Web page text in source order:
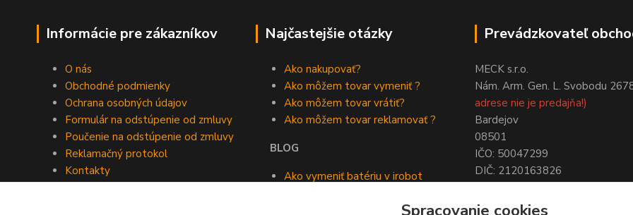
Informácie pre zákazníkov
O nás
Obchodné podmienky
Ochrana osobných údajov
Formulár na odstúpenie od zmluvy
Poučenie na odstúpenie od zmluvy
Reklamačný protokol
Kontakty
Najčastejšie otázky
Ako nakupovať?
Ako môžem tovar vymeniť ?
Ako môžem tovar vrátiť?
Ako môžem tovar reklamovať ?
BLOG
Ako vymeniť batériu v irobot
Kedy vymeniť batériu roomba
Prevádzkovateľ
MECK s.r.o.
Nám. Arm. Gen. L. Svobodu
adrese nie je predajňa!)
Bardejov
08501
IČO: 50047299
DIČ: 2120163826
Spracovanie cookies